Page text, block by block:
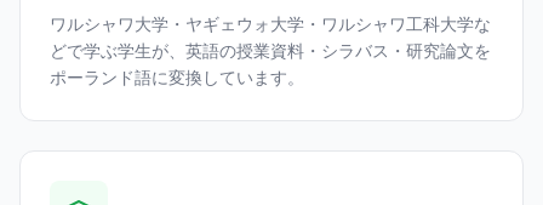
ワルシャワ大学・ヤギェウォ大学・ワルシャワ工科大学な
どで学ぶ学生が、英語の授業資料・シラバス・研究論文を
ポーランド語に変換しています。